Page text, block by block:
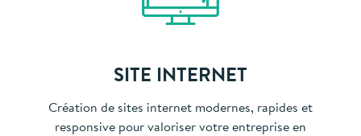
SITE INTERNET
Création de sites internet modernes, rapides et
responsive pour valoriser votre entreprise en